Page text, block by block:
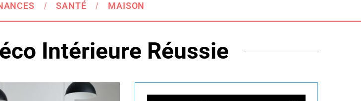
SANTÉ MAISON
Intérieure Réussie